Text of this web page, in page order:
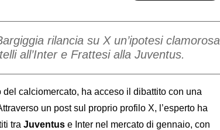
rilancia su X un’ipotesi clamorosa
all’Inter e Frattesi alla Juventus.
del calciomercato, ha acceso il dibattito con una
un post sul proprio profilo X, l’esperto ha
tra Juventus e Inter nel mercato di gennaio, con